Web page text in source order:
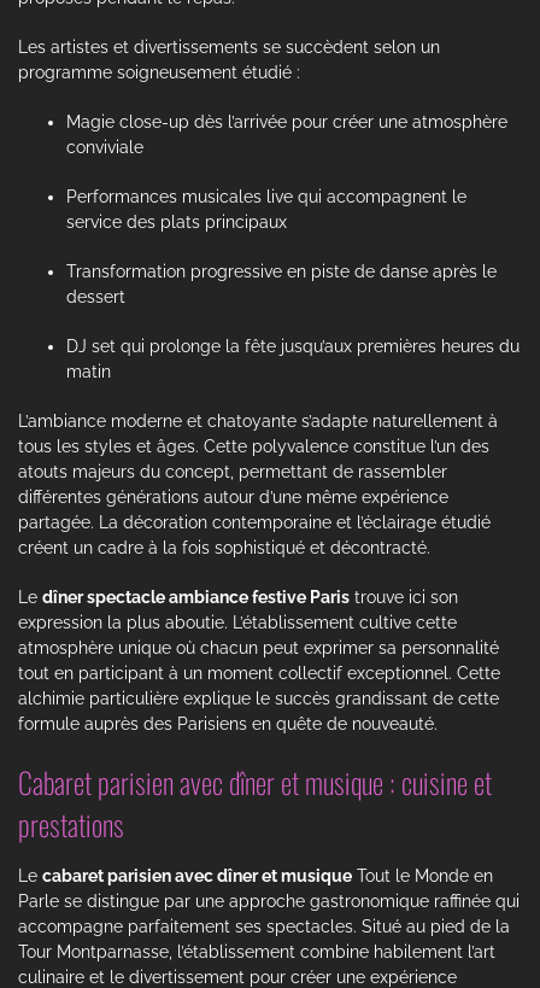
Les artistes et divertissements se succèdent selon un
programme soigneusement étudié :
Magie close-up dès l’arrivée pour créer une atmosphère
conviviale
Performances musicales live qui accompagnent le
service des plats principaux
Transformation progressive en piste de danse après le
dessert
DJ set qui prolonge la fête jusqu’aux premières heures du
matin
L’ambiance moderne et chatoyante s’adapte naturellement à
tous les styles et âges. Cette polyvalence constitue l’un des
atouts majeurs du concept, permettant de rassembler
différentes générations autour d’une même expérience
partagée. La décoration contemporaine et l’éclairage étudié
créent un cadre à la fois sophistiqué et décontracté.
Le dîner spectacle ambiance festive Paris trouve ici son
expression la plus aboutie. L’établissement cultive cette
atmosphère unique où chacun peut exprimer sa personnalité
tout en participant à un moment collectif exceptionnel. Cette
alchimie particulière explique le succès grandissant de cette
formule auprès des Parisiens en quête de nouveauté.
Cabaret parisien avec dîner et musique : cuisine et
prestations
Le cabaret parisien avec dîner et musique Tout le Monde en
Parle se distingue par une approche gastronomique raffinée qui
accompagne parfaitement ses spectacles. Situé au pied de la
Tour Montparnasse, l’établissement combine habilement l’art
culinaire et le divertissement pour créer une expérience